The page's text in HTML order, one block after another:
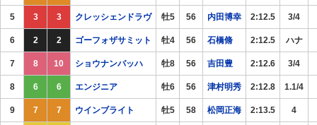
5 3 3 クレッシェンドラヴ 牡5 56 内田博幸 2:12.5 3/4
6 2 2 ゴーフォザサミット 牡4 56 石橋脩 2:12.5 ハナ
7 8 10 ショウナンバッハ 牡8 56 吉田豊 2:12.6 3/4
8 6 6 エンジニア 牡6 56 津村明秀 2:12.8 1.1/4
9 7 7 ウインブライト 牡5 58 松岡正海 2:13.5 4